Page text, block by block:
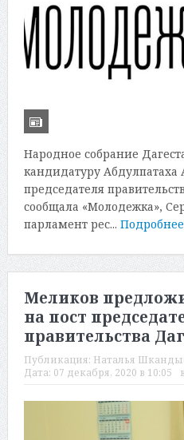
Народное собрание
кандидатуру Абдулпатаха
председателя
сообщала «Молодежка»,
парламент рес... Подробнее
Меликов
на пост
правительства
Публикация: Наталья
Дата: 07 декабря, 2020 в 10:05